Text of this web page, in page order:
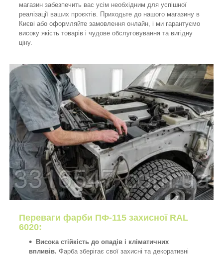
Переваги фарби ПФ-115 захисної RAL
6020:
Висока стійкість до опадів і кліматичних
впливів. Фарба зберігає свої захисні та декоративні
магазин забезпечить вас усім необхідним для успішної
реалізації ваших проєктів. Приходьте до нашого магазину в
Києві або оформляйте замовлення онлайн, і ми гарантуємо
високу якість товарів і чудове обслуговування та вигідну
ціну.